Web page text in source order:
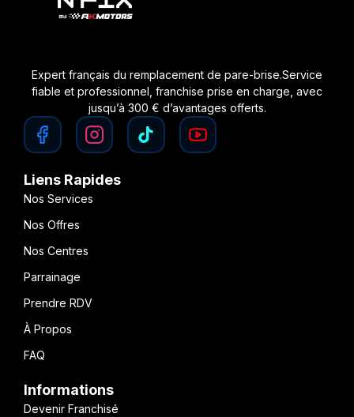
Expert français du remplacement de pare-brise.Service
fiable et professionnel, franchise prise en charge, avec
jusqu’à 300 € d’avantages offerts.
Liens Rapides
Nos Services
Nos Offres
Nos Centres
Parrainage
Prendre RDV
À Propos
FAQ
Informations
Devenir Franchisé